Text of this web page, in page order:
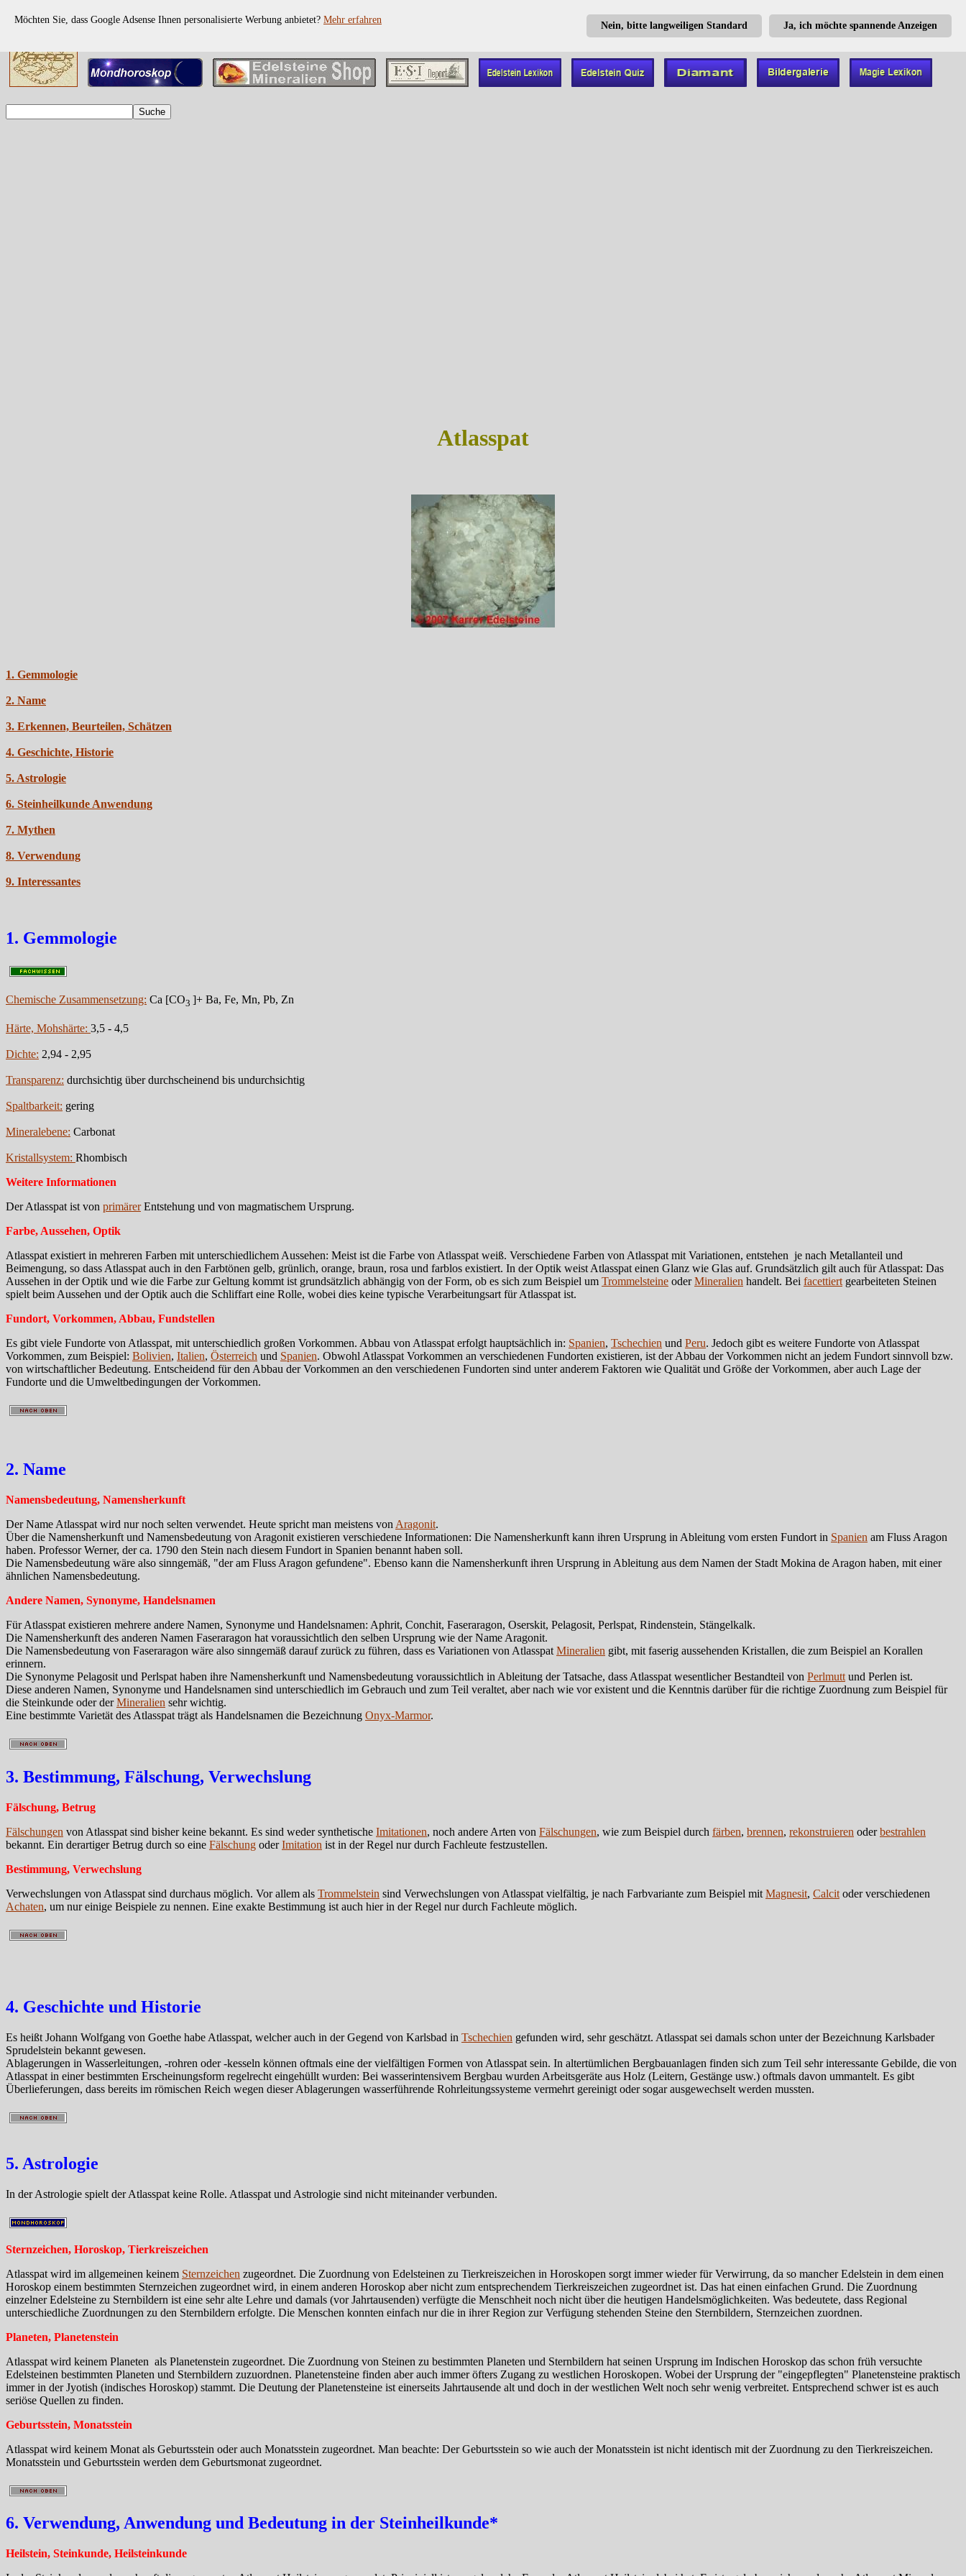
Ja, ich möchte spannende Anzeigen
Nein, bitte langweiligen Standard
Möchten Sie, dass Google Adsense Ihnen personalisierte Werbung anbietet? Mehr erfahren
Atlasspat
1. Gemmologie
2. Name
3. Erkennen, Beurteilen, Schätzen
4. Geschichte, Historie
5. Astrologie
6. Steinheilkunde Anwendung
7. Mythen
8. Verwendung
9. Interessantes
1. Gemmologie
Chemische Zusammensetzung: Ca [CO3 ]+ Ba, Fe, Mn, Pb, Zn
Härte, Mohshärte: 3,5 - 4,5
Dichte: 2,94 - 2,95
Transparenz: durchsichtig über durchscheinend bis undurchsichtig
Spaltbarkeit: gering
Mineralebene: Carbonat
Kristallsystem: Rhombisch
Weitere Informationen
Der Atlasspat ist von primärerEntstehung und von magmatischem Ursprung.
Farbe, Aussehen, Optik
Atlasspat existiert in mehreren Farben mit unterschiedlichem Aussehen: Meist ist die Farbe von Atlasspat weiß. Verschiedene Farben von Atlasspat mit Variationen, entstehen je nach Metallanteil und
Beimengung, so dass Atlasspat auch in den Farbtönen gelb, grünlich, orange, braun, rosa und farblos existiert. In der Optik weist Atlasspat einen Glanz wie Glas auf. Grundsätzlich gilt auch für Atlasspat: Das
Aussehen in der Optik und wie die Farbe zur Geltung kommt ist grundsätzlich abhängig von der Form, ob es sich zum Beispiel um Trommelsteine oderMineralien handelt. Bei facettiert gearbeiteten Steinen
spielt beim Aussehen und der Optik auch die Schliffart eine Rolle, wobei dies keine typische Verarbeitungsart für Atlasspat ist.
Fundort, Vorkommen, Abbau, Fundstellen
Es gibt viele Fundorte von Atlasspat, mit unterschiedlich großen Vorkommen. Abbau von Atlasspat erfolgt hauptsächlich in: Spanien, Tschechien und Peru. Jedoch gibt es weitere Fundorte von Atlasspat
Vorkommen, zum Beispiel: Bolivien, Italien, Österreich und Spanien. Obwohl Atlasspat Vorkommen an verschiedenen Fundorten existieren, ist der Abbau der Vorkommen nicht an jedem Fundort sinnvoll bzw.
von wirtschaftlicher Bedeutung. Entscheidend für den Abbau der Vorkommen an den verschiedenen Fundorten sind unter anderem Faktoren wie Qualität und Größe der Vorkommen, aber auch Lage der
Fundorte und die Umweltbedingungen der Vorkommen.
2. Name
Namensbedeutung, Namensherkunft
Der Name Atlasspat wird nur noch selten verwendet. Heute spricht man meistens von Aragonit.
Über die Namensherkunft und Namensbedeutung von Aragonit existieren verschiedene Informationen: Die Namensherkunft kann ihren Ursprung in Ableitung vom ersten Fundort in Spanien am Fluss Aragon
haben. Professor Werner, der ca. 1790 den Stein nach diesem Fundort in Spanien benannt haben soll.
Die Namensbedeutung wäre also sinngemäß, "der am Fluss Aragon gefundene". Ebenso kann die Namensherkunft ihren Ursprung in Ableitung aus dem Namen der Stadt Mokina de Aragon haben, mit einer
ähnlichen Namensbedeutung.
Andere Namen, Synonyme, Handelsnamen
Für Atlasspat existieren mehrere andere Namen, Synonyme und Handelsnamen: Aphrit, Conchit, Faseraragon, Oserskit, Pelagosit, Perlspat, Rindenstein, Stängelkalk.
Die Namensherkunft des anderen Namen Faseraragon hat voraussichtlich den selben Ursprung wie der Name Aragonit.
Die Namensbedeutung von Faseraragon wäre also sinngemäß darauf zurück zu führen, dass es Variationen von Atlasspat Mineralien gibt, mit faserig aussehenden Kristallen, die zum Beispiel an Korallen
erinnern.
Die Synonyme Pelagosit und Perlspat haben ihre Namensherkunft und Namensbedeutung voraussichtlich in Ableitung der Tatsache, dass Atlasspat wesentlicher Bestandteil von Perlmutt und Perlen ist.
Diese anderen Namen, Synonyme und Handelsnamen sind unterschiedlich im Gebrauch und zum Teil veraltet, aber nach wie vor existent und die Kenntnis darüber für die richtige Zuordnung zum Beispiel für
die Steinkunde oder derMineralien sehr wichtig.
Eine bestimmte Varietät des Atlasspat trägt als Handelsnamen die Bezeichnung Onyx-Marmor.
3. Bestimmung, Fälschung, Verwechslung
Fälschung, Betrug
Fälschungen von Atlasspat sind bisher keine bekannt. Es sind weder synthetische Imitationen, noch andere Arten von Fälschungen, wie zum Beispiel durch färben, brennen, rekonstruieren oderbestrahlen
bekannt. Ein derartiger Betrug durch so eine Fälschung oderImitation ist in der Regel nur durch Fachleute festzustellen.
Bestimmung, Verwechslung
Verwechslungen von Atlasspat sind durchaus möglich. Vor allem als Trommelstein sind Verwechslungen von Atlasspat vielfältig, je nach Farbvariante zum Beispiel mit Magnesit, Calcit oder verschiedenen
Achaten, um nur einige Beispiele zu nennen. Eine exakte Bestimmung ist auch hier in der Regel nur durch Fachleute möglich.
4. Geschichte und Historie
Es heißt Johann Wolfgang von Goethe habe Atlasspat, welcher auch in der Gegend von Karlsbad in Tschechien gefunden wird, sehr geschätzt. Atlasspat sei damals schon unter der Bezeichnung Karlsbader
Sprudelstein bekannt gewesen.
Ablagerungen in Wasserleitungen, -rohren oder -kesseln können oftmals eine der vielfältigen Formen von Atlasspat sein. In altertümlichen Bergbauanlagen finden sich zum Teil sehr interessante Gebilde, die von
Atlasspat in einer bestimmten Erscheinungsform regelrecht eingehüllt wurden: Bei wasserintensivem Bergbau wurden Arbeitsgeräte aus Holz (Leitern, Gestänge usw.) oftmals davon ummantelt. Es gibt
Überlieferungen, dass bereits im römischen Reich wegen dieser Ablagerungen wasserführende Rohrleitungssysteme vermehrt gereinigt oder sogar ausgewechselt werden mussten.
5. Astrologie
In der Astrologie spielt der Atlasspat keine Rolle. Atlasspat und Astrologie sind nicht miteinander verbunden.
Sternzeichen, Horoskop, Tierkreiszeichen
Atlasspat wird im allgemeinen keinem Sternzeichen zugeordnet. Die Zuordnung von Edelsteinen zu Tierkreiszeichen in Horoskopen sorgt immer wieder für Verwirrung, da so mancher Edelstein in dem einen
Horoskop einem bestimmten Sternzeichen zugeordnet wird, in einem anderen Horoskop aber nicht zum entsprechendem Tierkreiszeichen zugeordnet ist. Das hat einen einfachen Grund. Die Zuordnung
einzelner Edelsteine zu Sternbildern ist eine sehr alte Lehre und damals (vor Jahrtausenden) verfügte die Menschheit noch nicht über die heutigen Handelsmöglichkeiten. Was bedeutete, dass Regional
unterschiedliche Zuordnungen zu den Sternbildern erfolgte. Die Menschen konnten einfach nur die in ihrer Region zur Verfügung stehenden Steine den Sternbildern, Sternzeichen zuordnen.
Planeten, Planetenstein
Atlasspat wird keinem Planeten als Planetenstein zugeordnet. Die Zuordnung von Steinen zu bestimmten Planeten und Sternbildern hat seinen Ursprung im Indischen Horoskop das schon früh versuchte
Edelsteinen bestimmten Planeten und Sternbildern zuzuordnen. Planetensteine finden aber auch immer öfters Zugang zu westlichen Horoskopen. Wobei der Ursprung der "eingepflegten" Planetensteine praktisch
immer in der Jyotish (indisches Horoskop) stammt. Die Deutung der Planetensteine ist einerseits Jahrtausende alt und doch in der westlichen Welt noch sehr wenig verbreitet. Entsprechend schwer ist es auch
seriöse Quellen zu finden.
Geburtsstein, Monatsstein
Atlasspat wird keinem Monat als Geburtsstein oder auch Monatsstein zugeordnet. Man beachte: Der Geburtsstein so wie auch der Monatsstein ist nicht identisch mit der Zuordnung zu den Tierkreiszeichen.
Monatsstein und Geburtsstein werden dem Geburtsmonat zugeordnet.
6. Verwendung, Anwendung und Bedeutung in der Steinheilkunde*
Heilstein, Steinkunde, Heilsteinkunde